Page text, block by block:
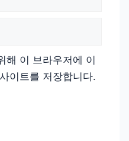
해 이 브라우저에 이
이트를 저장합니다.